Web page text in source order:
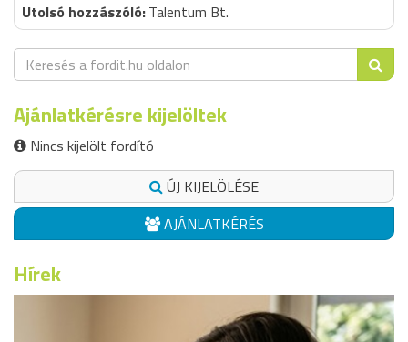
Talentum Bt.
Ajánlatkérésre kijelöltek
Nincs kijelölt fordító
ÚJ KIJELÖLÉSE
AJÁNLATKÉRÉS
Hírek